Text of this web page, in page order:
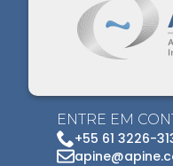
ENTRE EM
+55 61 3226-